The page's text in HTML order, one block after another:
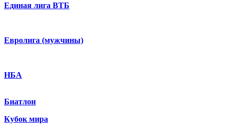
Единая лига ВТБ
Евролига (мужчины)
НБА
Биатлон
Кубок мира